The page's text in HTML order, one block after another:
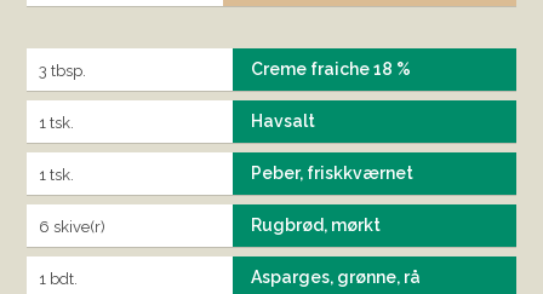
3 tbsp. Creme fraiche 18 %
1 tsk. Havsalt
1 tsk. Peber, friskkværnet
6 skive(r) Rugbrød, mørkt
1 bdt. Asparges, grønne, rå